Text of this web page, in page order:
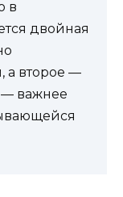
в
двойная
а второе —
важнее